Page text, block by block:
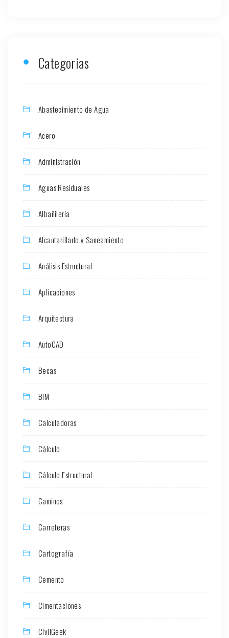
Categorias
Abastecimiento de Agua
Acero
Administración
Aguas Residuales
Albañilería
Alcantarillado y Saneamiento
Análisis Estructural
Aplicaciones
Arquitectura
AutoCAD
Becas
BIM
Calculadoras
Cálculo
Cálculo Estructural
Caminos
Carreteras
Cartografía
Cemento
Cimentaciones
CivilGeek